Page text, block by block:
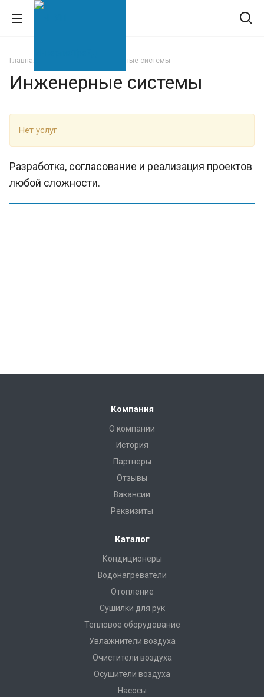
Главная Инженерные системы
Инженерные системы
Нет услуг
Разработка, согласование и реализация проектов
любой сложности.
Компания
О компании
История
Партнеры
Отзывы
Вакансии
Реквизиты
Каталог
Кондиционеры
Водонагреватели
Отопление
Сушилки для рук
Тепловое оборудование
Увлажнители воздуха
Очистители воздуха
Осушители воздуха
Насосы